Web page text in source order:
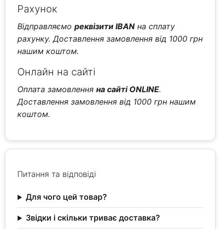
Рахунок
Відправляємореквізити IBAN на сплату
рахунку. Доставлення замовлення від 1000 грн
нашим коштом.
Онлайн на сайті
Оплата замовленняна сайті ONLINE.
Доставлення замовлення від 1000 грн нашим
коштом.
Питання та відповіді
Для чого цей товар?
Звідки і скільки триває доставка?